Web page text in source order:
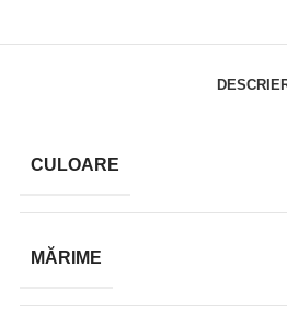
CULOARE
MĂRIME